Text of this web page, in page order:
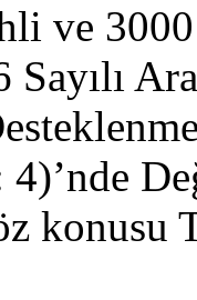
ve
konusu